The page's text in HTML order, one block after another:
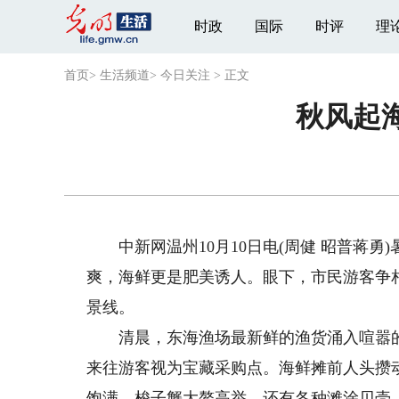
时政 国际 时评 理
首页 > 生活频道> 今日关注 > 正文
秋风起
中新网温州10月10日电(周健 昭普蒋勇)
爽，海鲜更是肥美诱人。眼下，市民游客
景线。
清晨，东海渔场最新鲜的渔货涌入喧嚣
来往游客视为宝藏采购点。海鲜摊前人头